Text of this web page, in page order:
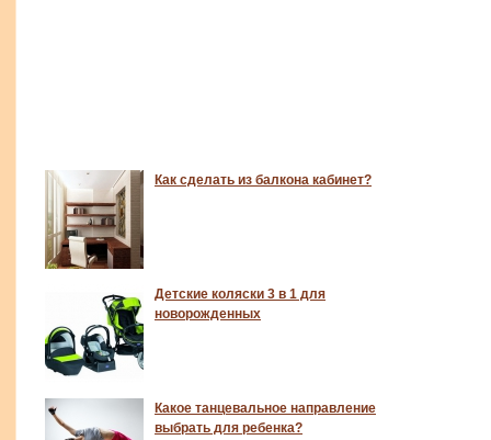
Как сделать из балкона кабинет?
Детские коляски 3 в 1 для
новорожденных
Какое танцевальное направление
выбрать для ребенка?